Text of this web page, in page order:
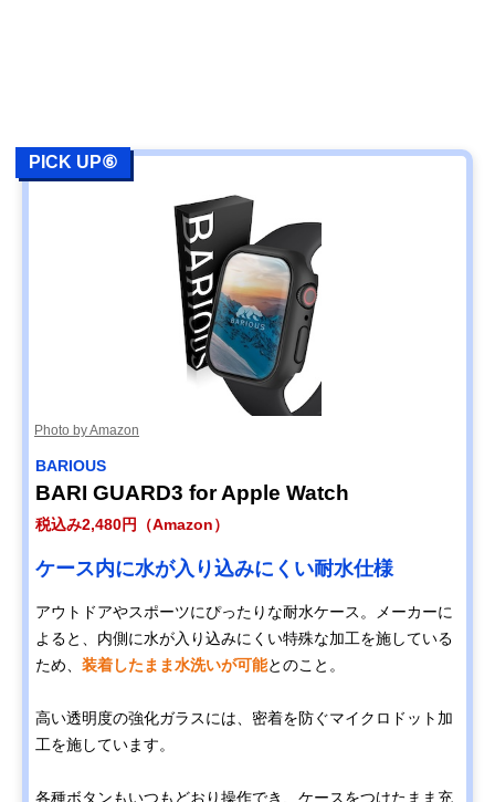
PICK UP⑥
Photo by Amazon
BARIOUS
BARI GUARD3 for Apple Watch
税込み2,480円（Amazon）
ケース内に水が入り込みにくい耐水仕様
アウトドアやスポーツにぴったりな耐水ケース。メーカーに
よると、内側に水が入り込みにくい特殊な加工を施している
ため、 装着したまま水洗いが可能とのこと。
高い透明度の強化ガラスには、密着を防ぐマイクロドット加
工を施しています。
各種ボタンもいつもどおり操作でき、ケースをつけたまま充